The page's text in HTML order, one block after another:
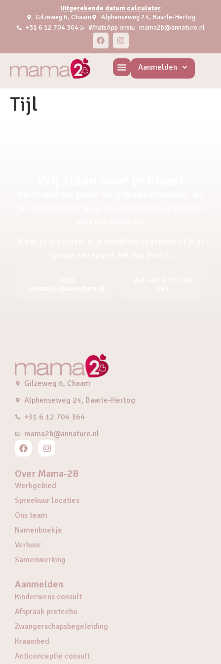
Uitgerekende datum calculator
Gilzeweg 6, Chaam
Alphenseweg 24, Baarle-Hertog
+31 6 12 704 364
WhatsApp ons mama2b@annature.nl
Aanmelden
Tijl
Gilzeweg 6, Chaam
Alphenseweg 24, Baarle-Hertog
+31 6 12 704 364
mama2b@annature.nl
Over Mama-2B
Werkgebied
Spreekuur locaties
Ons team
Namenboekje
Verhuur
Samenwerking
Aanmelden
Kinderwens consult
Afspraak pretecho
Zwangerschapsbegeleiding
Kraambed
Anticonceptie consult